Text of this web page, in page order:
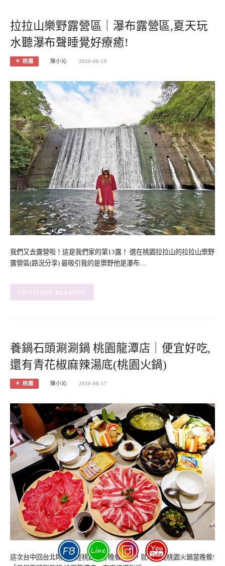
拉拉山樂野露營區｜瀑布露營區,夏天玩
水聽瀑布聲睡覺好療癒!
＊ 桃園 陳小沁 2020-08-19
我們又去露營啦！這是我們家的第13露！ 選在桃園拉拉山的拉拉山樂野
露營區(路況分享) 最吸引我的是樂野他是瀑布…
CONTINUE READING
養鍋石頭涮涮鍋 桃園龍潭店｜便宜好吃,
還有青花椒麻辣湯底(桃園火鍋)
＊ 桃園 陳小沁 2020-08-17
這次台中回台北時，路經桃園正好晚餐時間，就吃這間桃園火鍋當晚餐!